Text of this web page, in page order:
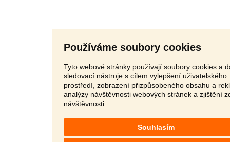
Používáme soubory cookies
Tyto webové stránky používají soubory cookies a
sledovací nástroje s cílem vylepšení uživatelského
prostředí, zobrazení přizpůsobeného obsahu a
analýzy návštěvnosti webových stránek a zjištění
návštěvnosti.
Souhlasím